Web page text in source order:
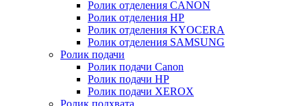
Ролик отделения CANON
Ролик отделения HP
Ролик отделения KYOCERA
Ролик отделения SAMSUNG
Ролик подачи
Ролик подачи Canon
Ролик подачи HP
Ролик подачи XEROX